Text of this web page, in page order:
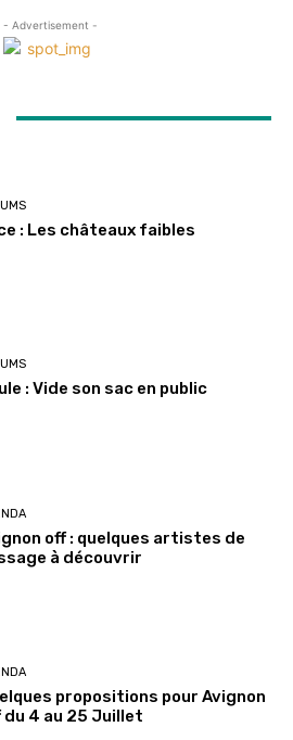
- Advertisement -
: Les châteaux faibles
: Vide son sac en public
off : quelques artistes de
à découvrir
propositions pour Avignon
du 4 au 25 Juillet